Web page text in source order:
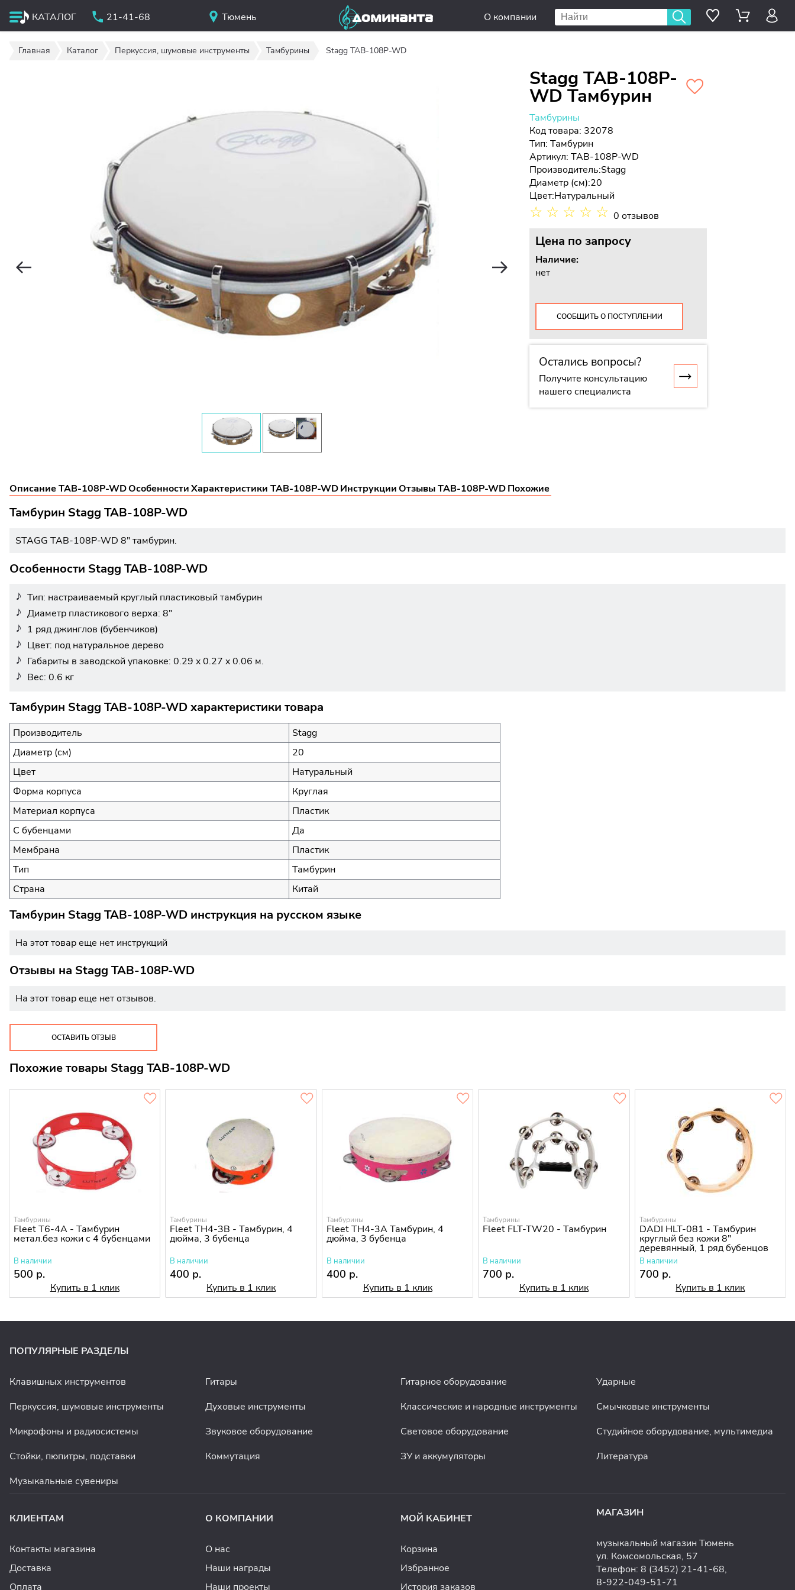
КАТАЛОГ 21-41-68 Тюмень О компании
Главная Каталог Перкуссия, шумовые инструменты Тамбурины Stagg TAB-108P-WD
Stagg TAB-108P-
WD Тамбурин
Тамбурины
Код товара: 32078
Тип:Тамбурин
Артикул: TAB-108P-WD
Производитель:Stagg
Диаметр (см):20
Цвет:Натуральный
☆ ☆ ☆ ☆ ☆ 0 отзывов
Цена по запросу
Наличие:
нет
СООБЩИТЬ О ПОСТУПЛЕНИИ
Остались вопросы?
Получите консультацию
нашего специалиста
Описание TAB-108P-WDОсобенностиХарактеристики TAB-108P-WDИнструкцииОтзывы TAB-108P-WDПохожие
Тамбурин Stagg TAB-108P-WD
STAGG TAB-108P-WD 8" тамбурин.
Особенности Stagg TAB-108P-WD
Тип: настраиваемый круглый пластиковый тамбурин
Диаметр пластикового верха: 8"
1 ряд джинглов (бубенчиков)
Цвет: под натуральное дерево
Габариты в заводской упаковке: 0.29 x 0.27 x 0.06 м.
Вес: 0.6 кг
Тамбурин Stagg TAB-108P-WD характеристики товара
Производитель
Stagg
Диаметр (см)
20
Цвет
Натуральный
Форма корпуса
Круглая
Материал корпуса
Пластик
С бубенцами
Да
Мембрана
Пластик
Тип
Тамбурин
Страна
Китай
Тамбурин Stagg TAB-108P-WD инструкция на русском языке
На этот товар еще нет инструкций
Отзывы на Stagg TAB-108P-WD
На этот товар еще нет отзывов.
ОСТАВИТЬ ОТЗЫВ
Похожие товары Stagg TAB-108P-WD
Тамбурины
Fleet T6-4A - Тамбурин
метал.без кожи с 4 бубенцами
В наличии
500 р.
Купить в 1 клик
Тамбурины
Fleet TH4-3B - Тамбурин, 4
дюйма, 3 бубенца
В наличии
400 р.
Купить в 1 клик
Тамбурины
Fleet TH4-3A Тамбурин, 4
дюйма, 3 бубенца
В наличии
400 р.
Купить в 1 клик
Тамбурины
Fleet FLT-TW20 - Тамбурин
В наличии
700 р.
Купить в 1 клик
Тамбурины
DADI HLT-081 - Тамбурин
круглый без кожи 8"
деревянный, 1 ряд бубенцов
В наличии
700 р.
Купить в 1 клик
ПОПУЛЯРНЫЕ РАЗДЕЛЫ
Клавишных инструментов Гитары Гитарное оборудование
Ударные
Перкуссия, шумовые инструменты
Духовые инструменты Классические и народные инструменты
Смычковые инструменты
Микрофоны и радиосистемы
Звуковое оборудование Световое оборудование
Студийное оборудование, мультимедиа
Стойки, пюпитры, подставки
Коммутация ЗУ и аккумуляторы
Литература
Музыкальные сувениры
КЛИЕНТАМ
Контакты магазина
Доставка
Оплата
О КОМПАНИИ
О нас
Наши награды
Наши проекты
МОЙ КАБИНЕТ
Корзина
Избранное
История заказов
МАГАЗИН
музыкальный магазин Тюмень
ул. Комсомольская, 57
Телефон: 8 (3452) 21-41-68,
8-922-049-51-71